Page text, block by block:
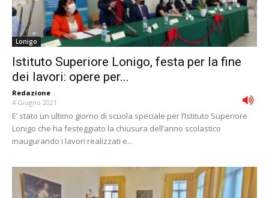
Lonigo
Istituto Superiore Lonigo, festa per la fine
dei lavori: opere per...
Redazione -
4 Giugno 2021
E’ stato un ultimo giorno di scuola speciale per l’Istituto Superiore
Lonigo che ha festeggiato la chiusura dell’anno scolastico
inaugurando i lavori realizzati e...